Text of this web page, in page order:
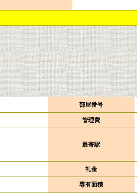
部屋番号
管理費
最寄駅
礼金
専有面積